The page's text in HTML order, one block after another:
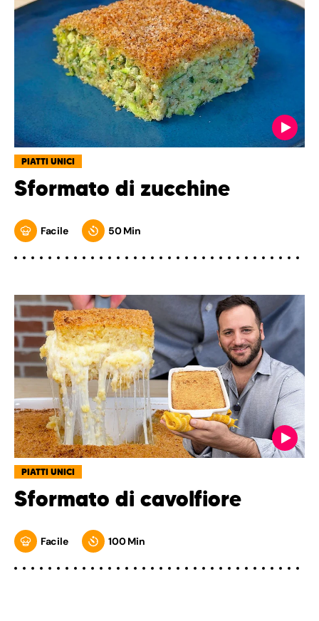
PIATTI UNICI
Sformato di zucchine
Facile 50 Min
PIATTI UNICI
Sformato di cavolfiore
Facile 100 Min